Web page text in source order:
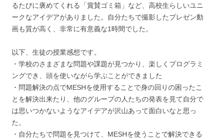
るたびに褒めてくれる「賞賛ゴミ箱」など、高校生らしいユニ
ークなアイデアがありました。自分たちで撮影したプレゼン動
画も質が高く、非常に有意義な1時間でした。
以下、生徒の授業感想です。
・学校のさまざまな問題や課題が見つかり、楽しくプログラミ
ングでき、頭を使いながら学ぶことができました
・問題解決の点でMESHを使用することで身の回りの困ったこ
とを解決出来たり、他のグループの人たちの発表を見て自分で
は思いつかないようなアイデアが沢山あって面白いなと思っ
た。
・自分たちで問題を見つけて、MESHを使うことで解決できる